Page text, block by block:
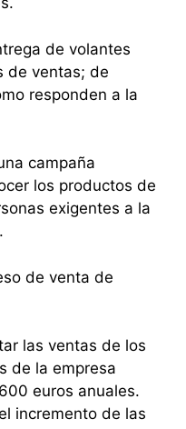
de volantes
de ventas; de
responden a la
campaña
los productos de
exigentes a la
de venta de
las ventas de los
de la empresa
euros anuales.
incremento de las